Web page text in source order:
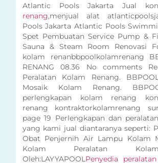
Atlantic Pools Jakarta Jual
renang,menjual alat
Pools Jakarta Atlantic Pools
Spet Pembuatan Service Pump &
Sauna & Steam Room Renovasi
kolam renanbbpoolkolamrenang
RENANG 08.36 No comments
Peralatan Kolam Renang.
Mosaik Kolam Renang.
perlengkapan kolam renang
renang kontraktorkolamrenang
page 19 Perlengkapan dan
yang kami jual diantaranya seperti:
Obat Penjernih Air Lampu Kolam
Kolam Peralatan
Oleh:LAYYAPOOLPenyedia